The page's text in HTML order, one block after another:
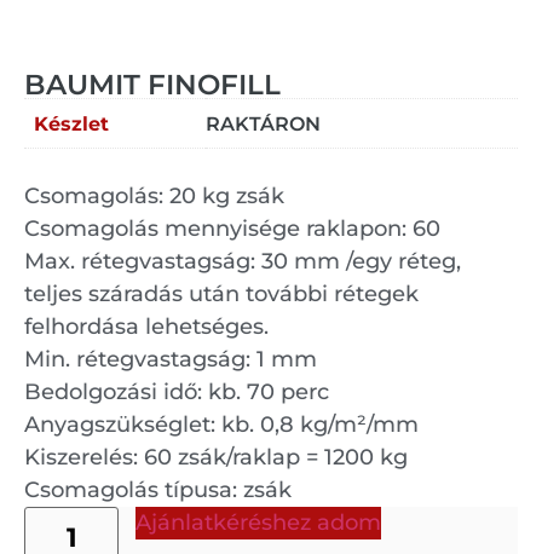
BAUMIT FINOFILL
Készlet RAKTÁRON
Csomagolás: 20 kg zsák
Csomagolás mennyisége raklapon: 60
Max. rétegvastagság: 30 mm /egy réteg,
teljes száradás után további rétegek
felhordása lehetséges.
Min. rétegvastagság: 1 mm
Bedolgozási idő: kb. 70 perc
Anyagszükséglet: kb. 0,8 kg/m²/mm
Kiszerelés: 60 zsák/raklap = 1200 kg
Csomagolás típusa: zsák
Ajánlatkéréshez adom